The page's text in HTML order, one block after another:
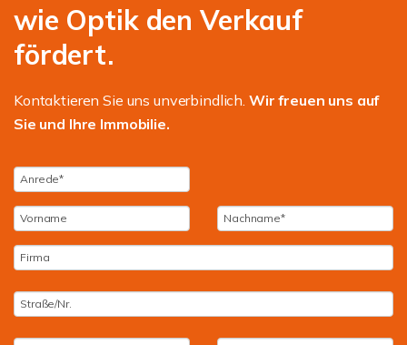
wie Optik den Verkauf
fördert.
Kontaktieren Sie uns unverbindlich. Wir freuen uns auf
Sie und Ihre Immobilie.